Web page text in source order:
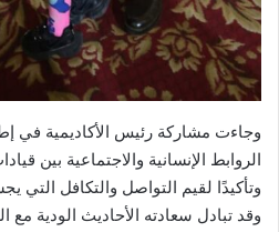
وجاءت مشاركة رئيس الأكاديمية في
الروابط الإنسانية والاجتماعية بين
وتأكيدًا لقيم التواصل والتكافل
وقد تبادل سعادته الأحاديث الودية مع